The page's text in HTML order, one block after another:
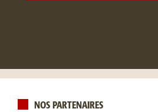
NOS PARTENAIRES